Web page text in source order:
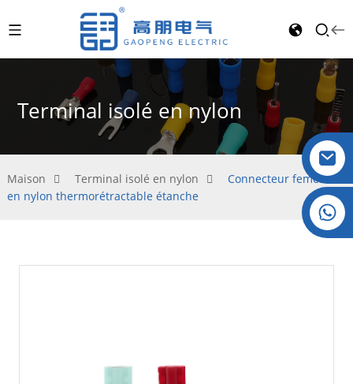
Terminal isolé en nylon
Maison Terminal isolé en nylon
Connecteur femelle
en nylon thermorétractable étanche